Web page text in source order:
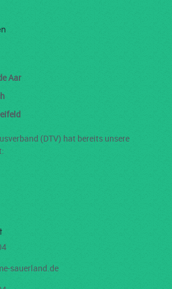
Aar
(DTV) hat bereits unsere
sauerland.de